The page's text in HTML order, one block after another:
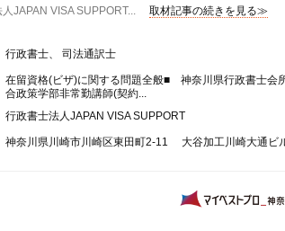
JAPAN VISA SUPPORT...
取材記事の続きを見る≫
行政書士、 司法通訳士
在留資格(ビザ)に関する問題全般■ 神奈川県行政書士
合政策学部非常勤講師(契約...
行政書士法人JAPAN VISA SUPPORT
神奈川県川崎市川崎区東田町2-11 大谷加工川崎大通ビ